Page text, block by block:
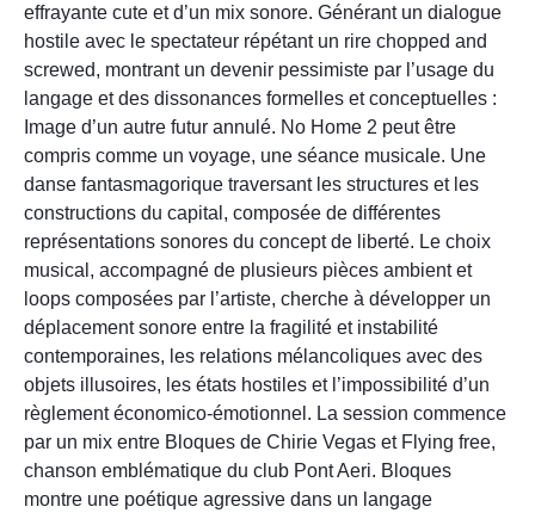
effrayante cute et d’un mix sonore. Générant un dialogue
hostile avec le spectateur répétant un rire chopped and
screwed, montrant un devenir pessimiste par l’usage du
langage et des dissonances formelles et conceptuelles :
Image d’un autre futur annulé. No Home 2 peut être
compris comme un voyage, une séance musicale. Une
danse fantasmagorique traversant les structures et les
constructions du capital, composée de différentes
représentations sonores du concept de liberté. Le choix
musical, accompagné de plusieurs pièces ambient et
loops composées par l’artiste, cherche à développer un
déplacement sonore entre la fragilité et instabilité
contemporaines, les relations mélancoliques avec des
objets illusoires, les états hostiles et l’impossibilité d’un
règlement économico-émotionnel. La session commence
par un mix entre Bloques de Chirie Vegas et Flying free,
chanson emblématique du club Pont Aeri. Bloques
montre une poétique agressive dans un langage